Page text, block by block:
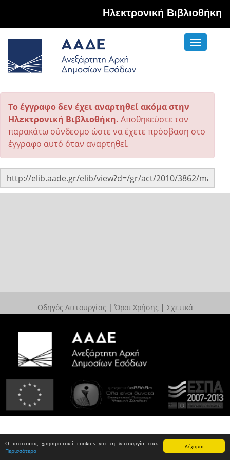
Δέχομαι
Ο ιστότοπος χρησιμοποιεί cookies για τη λειτουργία του.
Περισσότερα
Hλεκτρονική Βιβλιοθήκη
Toggle
Το έγγραφο δεν έχει αναρτηθεί ακόμα στην
Ηλεκτρονική Βιβλιοθήκη. Αποθηκεύστε τον
παρακάτω σύνδεσμο ώστε να έχετε πρόσβαση στο
έγγραφο αυτό όταν αναρτηθεί.
Οδηγός Λειτουργίας | Όροι Χρήσης | Σχετικά